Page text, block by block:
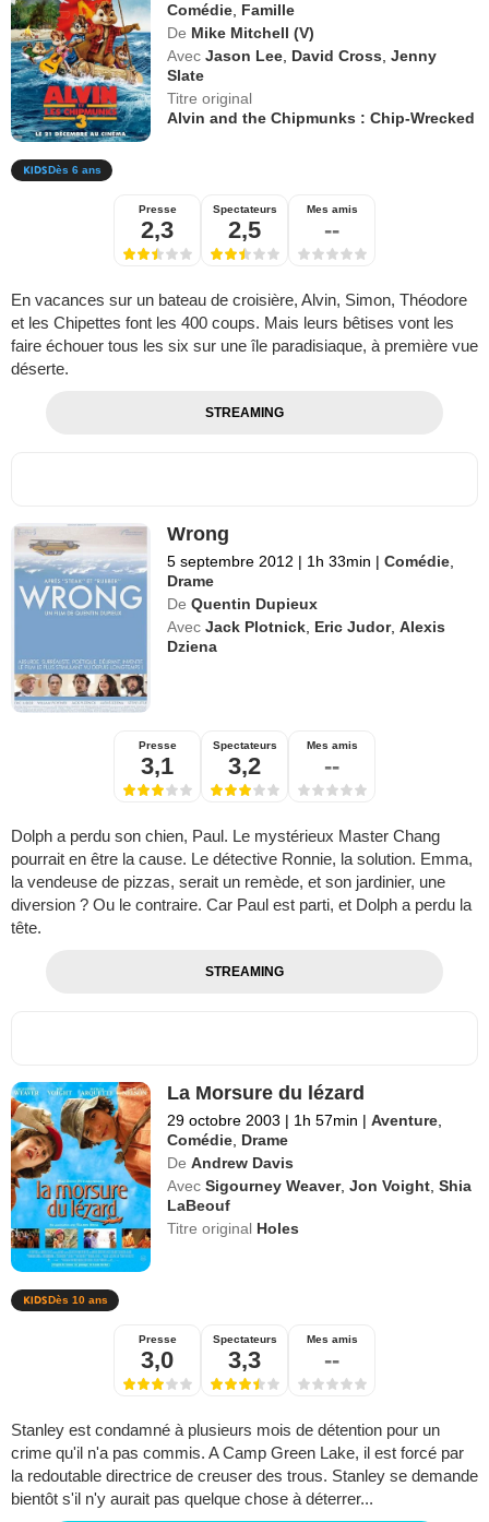
Comédie Famille
De Mike Mitchell (V)
Avec Jason Lee David Cross ,Jenny
Slate
Titre original
Alvin and the Chipmunks : Chip-Wrecked
Dès 6 ans
Presse
2,3
Spectateurs
2,5
Mes amis
--
En vacances sur un bateau de croisière, Alvin, Simon, Théodore
et les Chipettes font les 400 coups. Mais leurs bêtises vont les
faire échouer tous les six sur une île paradisiaque, à première vue
déserte.
STREAMING
Wrong
5 septembre 2012 | 1h 33min | Comédie
Drame
De Quentin Dupieux
Avec Jack Plotnick Eric Judor,Alexis
Dziena
Presse
3,1
Spectateurs
3,2
Mes amis
--
Dolph a perdu son chien, Paul. Le mystérieux Master Chang
pourrait en être la cause. Le détective Ronnie, la solution. Emma,
la vendeuse de pizzas, serait un remède, et son jardinier, une
diversion ? Ou le contraire. Car Paul est parti, et Dolph a perdu la
tête.
STREAMING
La Morsure du lézard
29 octobre 2003 | 1h 57min | Aventure
Comédie Drame
De Andrew Davis
Avec Sigourney Weaver,Jon Voight ,Shia
LaBeouf
Titre original Holes
Dès 10 ans
Presse
3,0
Spectateurs
3,3
Mes amis
--
Stanley est condamné à plusieurs mois de détention pour un
crime qu'il n'a pas commis. A Camp Green Lake, il est forcé par
la redoutable directrice de creuser des trous. Stanley se demande
bientôt s'il n'y aurait pas quelque chose à déterrer...